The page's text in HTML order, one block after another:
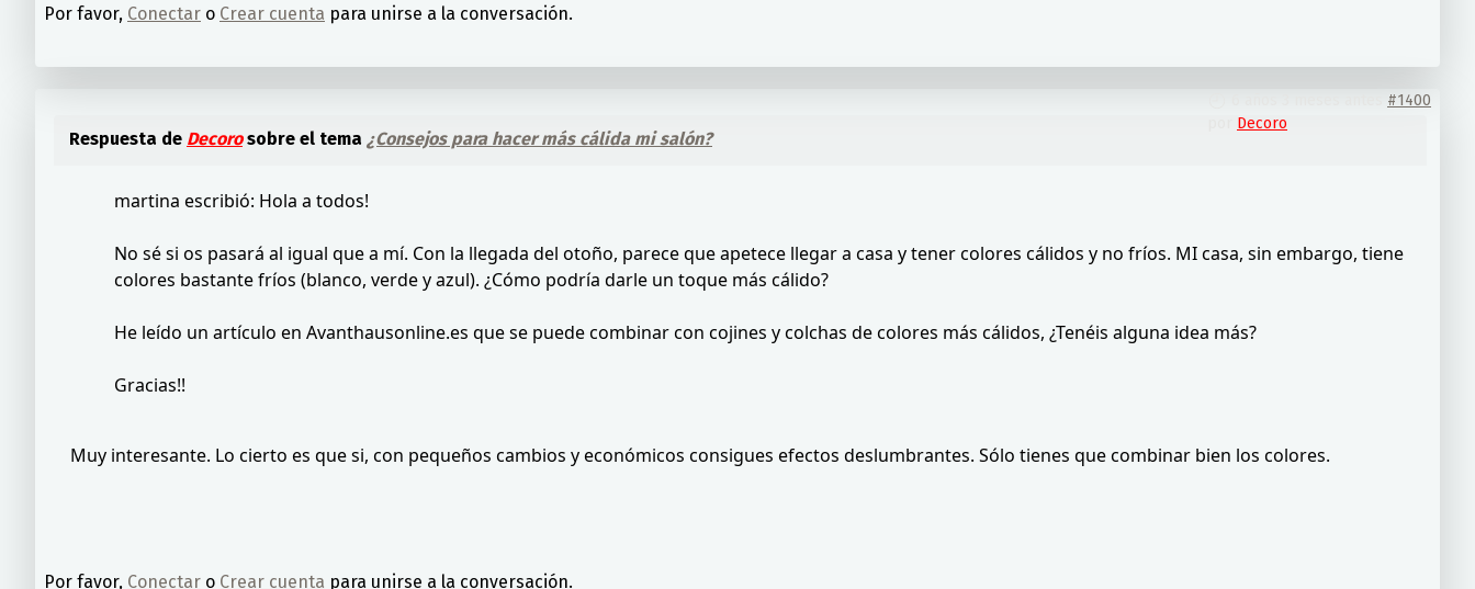
Por favor, Conectar o Crear cuenta para unirse a la conversación.
#1400
Decoro
Respuesta de Decorosobre el tema ¿Consejos para hacer más cálida mi salón?
martina escribió: Hola a todos!
No sé si os pasará al igual que a mí. Con la llegada del otoño, parece que apetece llegar a casa y tener colores cálidos y no fríos. MI casa, sin embargo, tiene
colores bastante fríos (blanco, verde y azul). ¿Cómo podría darle un toque más cálido?
He leído un artículo en Avanthausonline.es que se puede combinar con cojines y colchas de colores más cálidos, ¿Tenéis alguna idea más?
Gracias!!
Muy interesante. Lo cierto es que si, con pequeños cambios y económicos consigues efectos deslumbrantes. Sólo tienes que combinar bien los colores.
Por favor, Conectar o Crear cuenta para unirse a la conversación.